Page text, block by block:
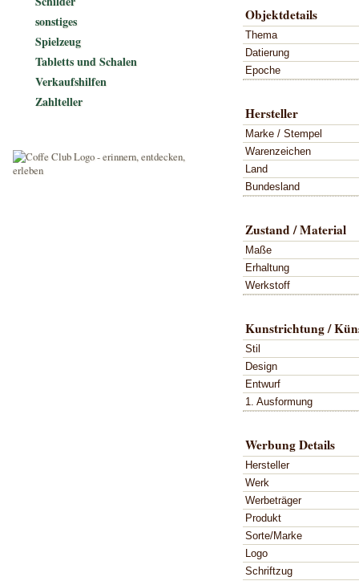
Objektdetails
Thema
Datierung
Epoche
Hersteller
Marke / Stempel
Warenzeichen
Land
Bundesland
Zustand / Material
Maße
Erhaltung
Werkstoff
Kunstrichtung /
Stil
Design
Entwurf
1. Ausformung
Werbung Details
Hersteller
Werk
Werbeträger
Produkt
Sorte/Marke
Logo
Schriftzug
sonstiges
Spielzeug
Tabletts und Schalen
Verkaufshilfen
Zahlteller